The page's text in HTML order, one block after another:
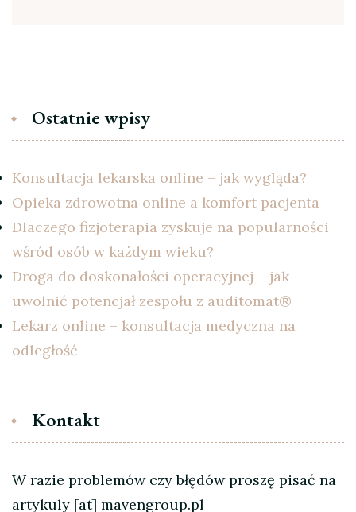
Ostatnie wpisy
Konsultacja lekarska online – jak wygląda?
Opieka zdrowotna online a komfort pacjenta
Dlaczego fizjoterapia zyskuje na popularności
wśród osób w każdym wieku?
Droga do doskonałości operacyjnej – jak
uwolnić potencjał zespołu z auditomat®
Lekarz online – konsultacja medyczna na
odległość
Kontakt
W razie problemów czy błędów proszę pisać na
artykuly [at] mavengroup.pl